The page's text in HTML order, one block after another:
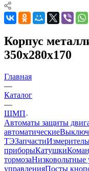
Корпус
350х280х170
Главная
—
Каталог
—
ЩМП
Автоматы защиты
автоматические
ТЭЗапчасти
приборыКатушки
тормозаНизковольтные
управленияПосты